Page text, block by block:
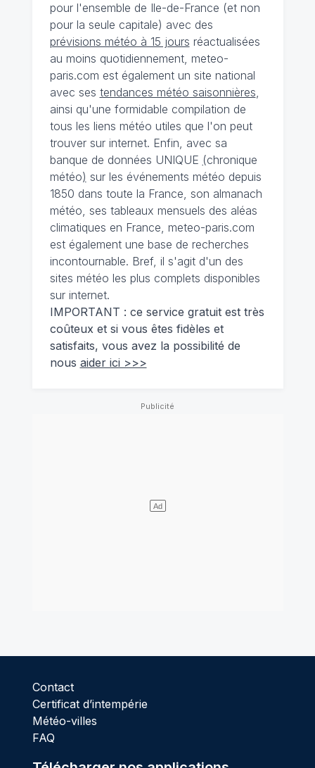
pour l'ensemble de Ile-de-France (et non
pour la seule capitale) avec des
prévisions météo à 15 jours réactualisées
au moins quotidiennement, meteo-
paris.com est également un site national
avec ses tendances météo saisonnières,
ainsi qu'une formidable compilation de
tous les liens météo utiles que l'on peut
trouver sur internet. Enfin, avec sa
banque de données UNIQUE (chronique
météo) sur les événements météo depuis
1850 dans toute la France, son almanach
météo, ses tableaux mensuels des aléas
climatiques en France, meteo-paris.com
est également une base de recherches
incontournable. Bref, il s'agit d'un des
sites météo les plus complets disponibles
sur internet.
IMPORTANT : ce service gratuit est très
coûteux et si vous êtes fidèles et
satisfaits, vous avez la possibilité de
nous aider ici >>>
Contact
Certificat d’intempérie
Météo-villes
FAQ